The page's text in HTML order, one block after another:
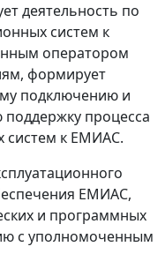
деятельность по
систем к
оператором
формирует
подключению и
поддержку процесса
систем к ЕМИАС.
ЕМИАС,
и программных
с уполномоченным